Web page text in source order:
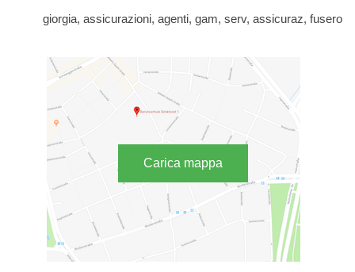
giorgia, assicurazioni, agenti, gam, serv, assicuraz, fusero
Carica mappa